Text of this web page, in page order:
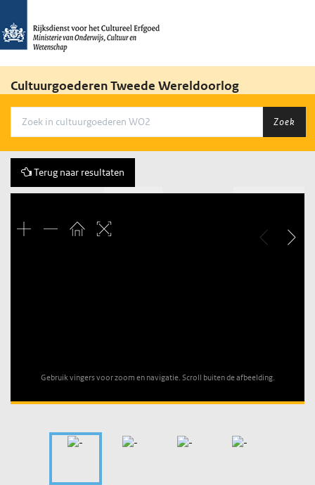
Cultuurgoederen Tweede Wereldoorlog
Zoek
Terug naar resultaten
Gebruik vingers voor zoom en navigatie. Scroll buiten de afbeelding.